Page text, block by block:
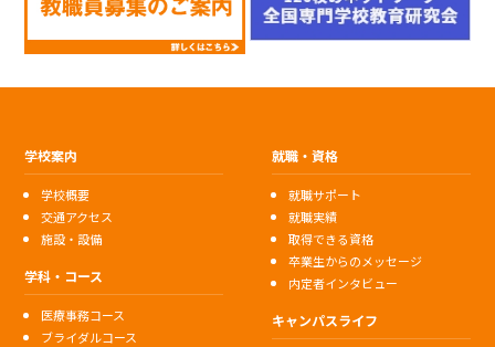
学校案内
学校概要
交通アクセス
施設・設備
学科・コース
医療事務コース
ブライダルコース
就職・資格
就職サポート
就職実績
取得できる資格
卒業生からのメッセージ
内定者インタビュー
キャンパスライフ